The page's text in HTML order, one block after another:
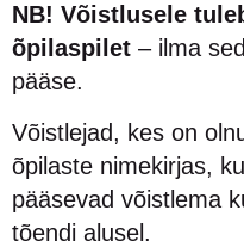
NB! Võistlusele
õpilaspilet – ilma
pääse.
Võistlejad, kes on
õpilaste nimekirjas,
pääsevad võistlema
tõendi alusel.